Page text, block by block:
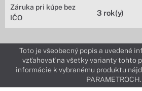
Záruka pri kúpe bez
IČO
3 rok(y)
Toto je všeobecný popis a uvedené
vzťahovať na všetky varianty tohto
informácie k vybranému produktu
PARAMETROCH.